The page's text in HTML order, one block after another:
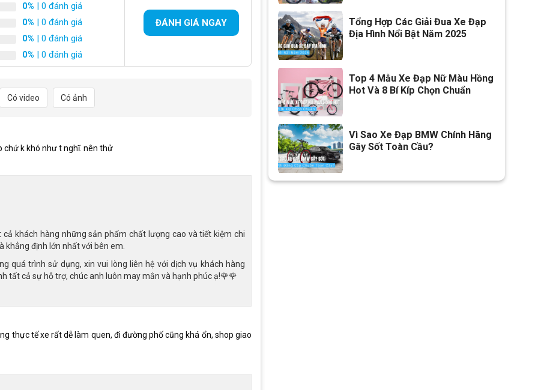
cho dân chơi xe tốc độ
đảm bảo độ chắc chắn, bền bỉ theo thời gian
năng động, đúng chất tay đua
0% | 0 đánh giá
0% | 0 đánh giá
0% | 0 đánh giá
0% | 0 đánh giá
ĐÁNH GIÁ NGAY
Có video Có ảnh
chứ k khó như t nghĩ. nên thử
khách hàng những sản phẩm chất lượng cao và tiết kiệm chi
khẳng định lớn nhất với bên em.
quá trình sử dụng, xin vui lòng liên hệ với dịch vụ khách hàng
tất cả sự hỗ trợ, chúc anh luôn may mắn và hạnh phúc ạ!🌹🌹
thực tế xe rất dễ làm quen, đi đường phố cũng khá ổn, shop giao
Dĩa 2 tầng
Líp
Sên (xích) Xích NARROW
Kích thước
Yên Da thể thao
Cọc/cốt yên
Lưu ý
Thông số kỹ thuật có thể sẽ
Tổng Hợp Các Giải Đua Xe Đạp
Địa Hình Nổi Bật Năm 2025
Top 4 Mẫu Xe Đạp Nữ Màu Hồng
Hot Và 8 Bí Kíp Chọn Chuẩn
Vì Sao Xe Đạp BMW Chính Hãng
Gây Sốt Toàn Cầu?